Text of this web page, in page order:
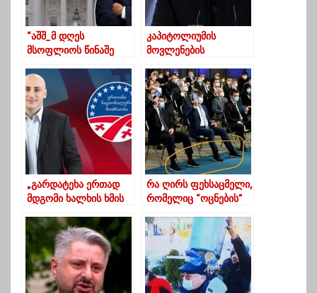
“აშშ_მ დღეს
მსოფლიოს წინაშე
დემოკრატიაში”
კაპიტოლიუმის
მოვლენების
მთავარი გმირი მაიკ
პენსია – ნიკა
გვარამია
„გარდატეხა ერთად
მდგომი ხალხის ხმის
მელია
რა ღირს ფეხსაცმელი,
რომელიც “ოცნების”
პოპულარულია?